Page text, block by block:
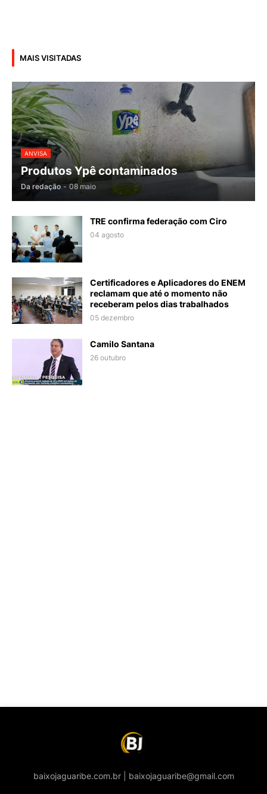
MAIS VISITADAS
ANVISA
Produtos Ypê contaminados
Da redação - 08 maio
TRE confirma federação com Ciro
04 agosto
Certificadores e Aplicadores do ENEM
reclamam que até o momento não
receberam pelos dias trabalhados
05 dezembro
Camilo Santana
26 outubro
baixojaguaribe.com.br | baixojaguaribe@gmail.com